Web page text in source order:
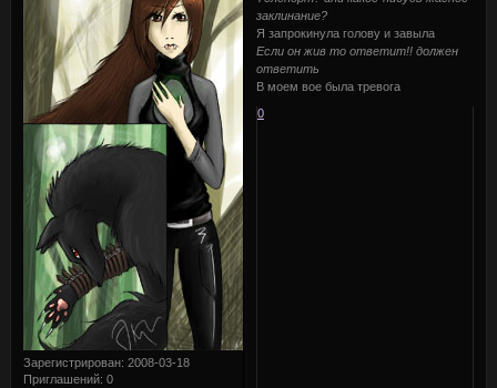
Зарегистрирован: 2008-03-18
Приглашений: 0
заклинание?
Я запрокинула голову и завыла
Если он жив то ответит!! должен
ответить
В моем вое была тревога
0